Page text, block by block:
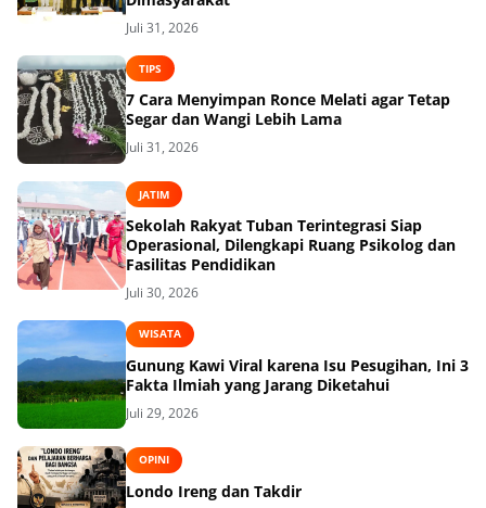
Juli 31, 2026
TIPS
7 Cara Menyimpan Ronce Melati agar Tetap
Segar dan Wangi Lebih Lama
Juli 31, 2026
JATIM
Sekolah Rakyat Tuban Terintegrasi Siap
Operasional, Dilengkapi Ruang Psikolog dan
Fasilitas Pendidikan
Juli 30, 2026
WISATA
Gunung Kawi Viral karena Isu Pesugihan, Ini 3
Fakta Ilmiah yang Jarang Diketahui
Juli 29, 2026
OPINI
Londo Ireng dan Takdir